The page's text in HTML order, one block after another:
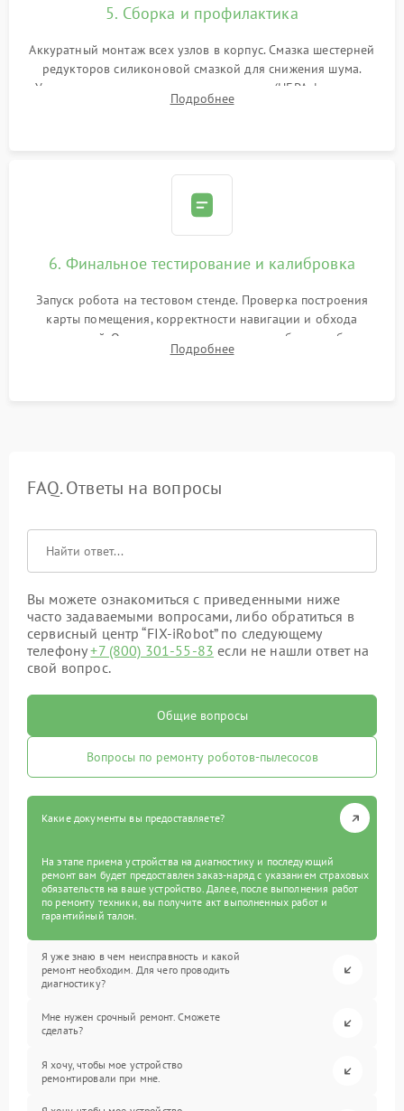
5. Сборка и профилактика
Аккуратный монтаж всех узлов в корпус. Смазка шестерней
редукторов силиконовой смазкой для снижения шума.
Установка новых расходных материалов (HEPA-фильтров,
микрофибры, щеток). Надежная фиксация разъемов и
Подробнее
6. Финальное тестирование и калибровка
Запуск робота на тестовом стенде. Проверка построения
карты помещения, корректности навигации и обхода
препятствий. Оценка силы всасывания и работы турбины.
Тестирование автоматического возврата на док-станцию и
Подробнее
FAQ. Ответы на вопросы
Вы можете ознакомиться с приведенными ниже
часто задаваемыми вопросами, либо обратиться в
сервисный центр “FIX-iRobot” по следующему
телефону+7 (800) 301-55-83 если не нашли ответ на
свой вопрос.
Общие вопросы
Вопросы по ремонту роботов-пылесосов
Какие документы вы предоставляете?
На этапе приема устройства на диагностику и последующий
ремонт вам будет предоставлен заказ-наряд с указанием страховых
обязательств на ваше устройство. Далее, после выполнения работ
по ремонту техники, вы получите акт выполненных работ и
гарантийный талон.
Я уже знаю в чем неисправность и какой
ремонт необходим. Для чего проводить
диагностику?
Мне нужен срочный ремонт. Сможете
сделать?
Я хочу, чтобы мое устройство
ремонтировали при мне.